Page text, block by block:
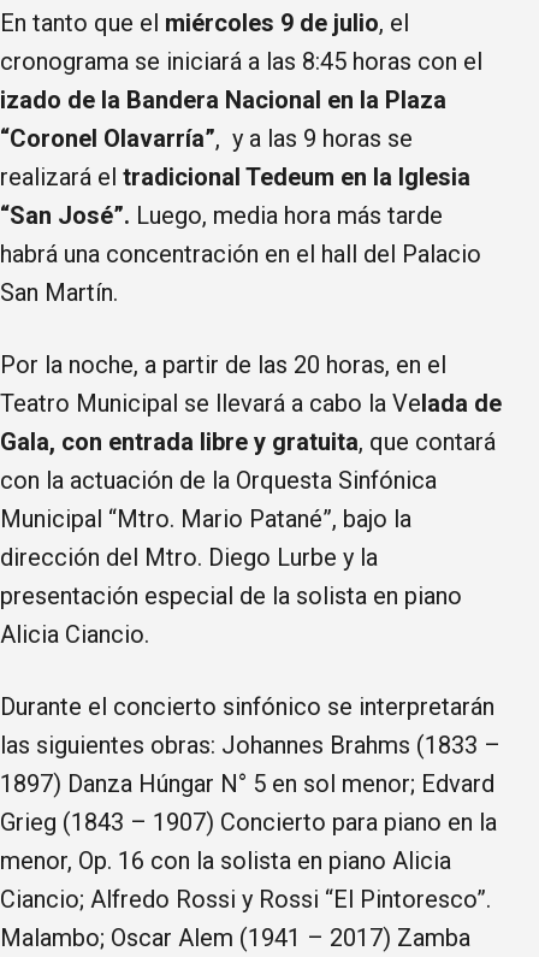
En tanto que el miércoles 9 de julio, el
cronograma se iniciará a las 8:45 horas con el
izado de la Bandera Nacional en la Plaza
“Coronel Olavarría”, y a las 9 horas se
realizará el tradicional Tedeum en la Iglesia
“San José”. Luego, media hora más tarde
habrá una concentración en el hall del Palacio
San Martín.
Por la noche, a partir de las 20 horas, en el
Teatro Municipal se llevará a cabo la Velada de
Gala, con entrada libre y gratuita, que contará
con la actuación de la Orquesta Sinfónica
Municipal “Mtro. Mario Patané”, bajo la
dirección del Mtro. Diego Lurbe y la
presentación especial de la solista en piano
Alicia Ciancio.
Durante el concierto sinfónico se interpretarán
las siguientes obras: Johannes Brahms (1833 –
1897) Danza Húngar N° 5 en sol menor; Edvard
Grieg (1843 – 1907) Concierto para piano en la
menor, Op. 16 con la solista en piano Alicia
Ciancio; Alfredo Rossi y Rossi “El Pintoresco”.
Malambo; Oscar Alem (1941 – 2017) Zamba